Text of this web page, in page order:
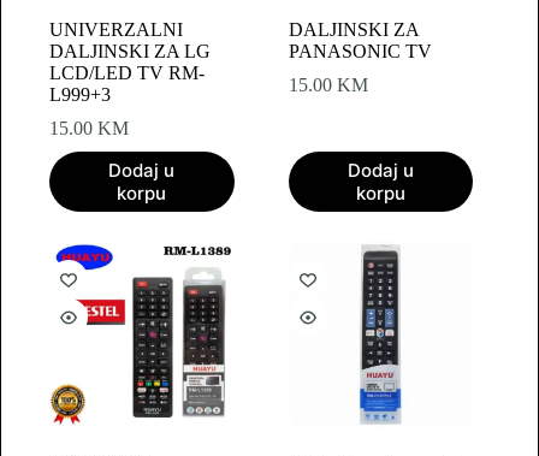
UNIVERZALNI
DALJINSKI ZA LG
LCD/LED TV RM-
L999+3
15.00 KM
Dodaj u
korpu
DALJINSKI ZA
PANASONIC TV
15.00 KM
Dodaj u
korpu